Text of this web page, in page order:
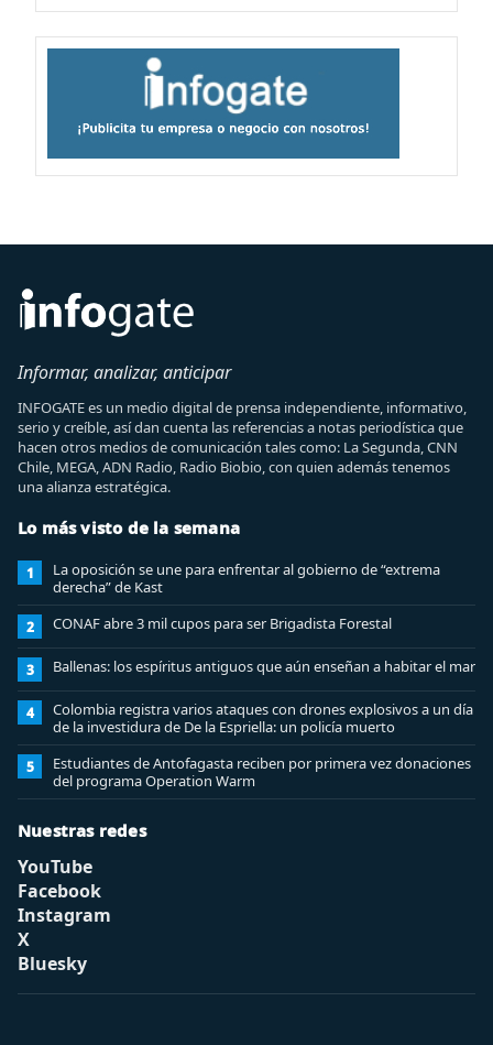
Informar, analizar, anticipar
INFOGATE es un medio digital de prensa independiente, informativo,
serio y creíble, así dan cuenta las referencias a notas periodística que
hacen otros medios de comunicación tales como: La Segunda, CNN
Chile, MEGA, ADN Radio, Radio Biobio, con quien además tenemos
una alianza estratégica.
Lo más visto de la semana
1
La oposición se une para enfrentar al gobierno de “extrema
derecha” de Kast
2 CONAF abre 3 mil cupos para ser Brigadista Forestal
3 Ballenas: los espíritus antiguos que aún enseñan a habitar el mar
4
Colombia registra varios ataques con drones explosivos a un día
de la investidura de De la Espriella: un policía muerto
5
Estudiantes de Antofagasta reciben por primera vez donaciones
del programa Operation Warm
Nuestras redes
YouTube
Facebook
Instagram
X
Bluesky